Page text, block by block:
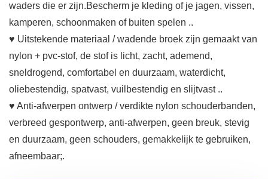
waders die er zijn.Bescherm je kleding of je jagen, vissen,
kamperen, schoonmaken of buiten spelen ..
♥ Uitstekende materiaal / wadende broek zijn gemaakt van
nylon + pvc-stof, de stof is licht, zacht, ademend,
sneldrogend, comfortabel en duurzaam, waterdicht,
oliebestendig, spatvast, vuilbestendig en slijtvast ..
♥ Anti-afwerpen ontwerp / verdikte nylon schouderbanden,
verbreed gespontwerp, anti-afwerpen, geen breuk, stevig
en duurzaam, geen schouders, gemakkelijk te gebruiken,
afneembaar;.